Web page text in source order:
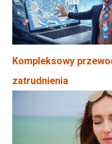
Kompleksowy
zatrudnienia